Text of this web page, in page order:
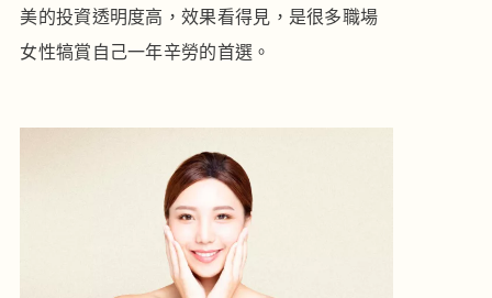
美的投資透明度高，效果看得見，是很多職場
女性犒賞自己一年辛勞的首選。